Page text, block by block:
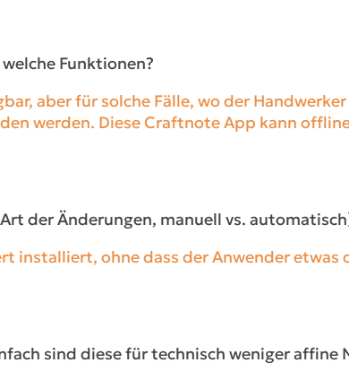
Funktionen?
aber für solche Fälle, wo der
werden. Diese Craftnote App kann
der Änderungen, manuell vs.
installiert, ohne dass der Anwender
sind diese für technisch weniger affine